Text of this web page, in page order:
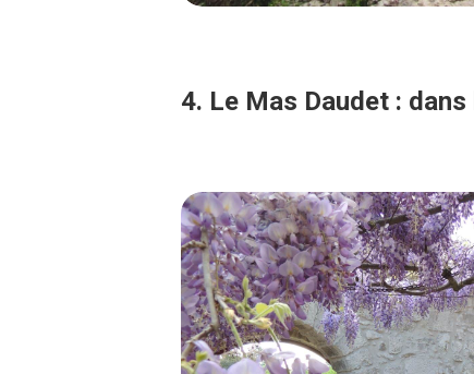
4. Le Mas Daudet :